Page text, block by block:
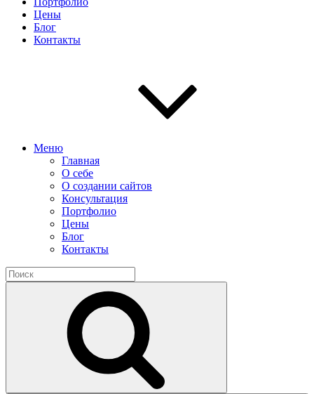
Цены
Блог
Контакты
Меню
Главная
О себе
О создании сайтов
Консультация
Портфолио
Цены
Блог
Контакты
Найти: